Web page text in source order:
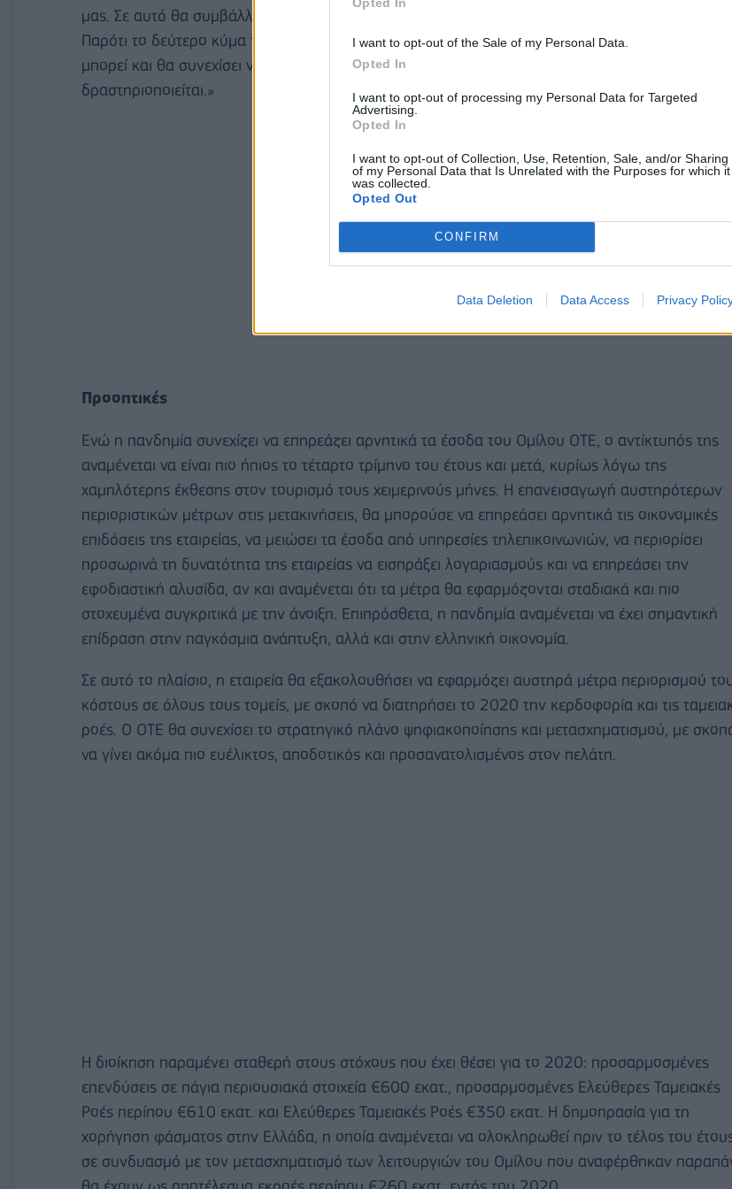
I want to opt-out of the Sale of my Personal Data.
Opted In
I want to opt-out of processing my Personal Data for Targeted
Advertising.
Opted In
I want to opt-out of Collection, Use, Retention, Sale, and/or Sharing
of my Personal Data that Is Unrelated with the Purposes for which it
was collected.
Opted Out
CONFIRM
Data Deletion Data Access Privacy
μας. Σε αυτό θα συμβάλλουν και τα προγράμματα οικειοθελούς αποχώρησης αυτού του έτους.
Παρότι το δεύτερο κύμα της πανδημίας ενδέχεται να δημιουργήσει νέες προκλήσεις, ο Όμιλος
μπορεί και θα συνεχίσει να στηρίζει τους πελάτες, την κοινωνία και τις αγορές στις οποίες
δραστηριοποιείται.»
Προοπτικές
Ενώ η πανδημία συνεχίζει να επηρεάζει αρνητικά τα έσοδα του Ομίλου ΟΤΕ, ο αντίκτυπός της
αναμένεται να είναι πιο ήπιος το τέταρτο τρίμηνο του έτους και μετά, κυρίως λόγω της
χαμηλότερης έκθεσης στον τουρισμό τους χειμερινούς μήνες. Η επανεισαγωγή αυστηρότερων
περιοριστικών μέτρων στις μετακινήσεις, θα μπορούσε να επηρεάσει αρνητικά τις οικονομικές
επιδόσεις της εταιρείας, να μειώσει τα έσοδα από υπηρεσίες τηλεπικοινωνιών, να περιορίσει
προσωρινά τη δυνατότητα της εταιρείας να εισπράξει λογαριασμούς και να επηρεάσει την
εφοδιαστική αλυσίδα, αν και αναμένεται ότι τα μέτρα θα εφαρμόζονται σταδιακά και πιο
στοχευμένα συγκριτικά με την άνοιξη. Επιπρόσθετα, η πανδημία αναμένεται να έχει σημαντική
επίδραση στην παγκόσμια ανάπτυξη, αλλά και στην ελληνική οικονομία.
Σε αυτό το πλαίσιο, η εταιρεία θα εξακολουθήσει να εφαρμόζει αυστηρά μέτρα περιορισμού
κόστους σε όλους τους τομείς, με σκοπό να διατηρήσει το 2020 την κερδοφορία και τις
ροές. Ο ΟΤΕ θα συνεχίσει το στρατηγικό πλάνο ψηφιακοποίησης και μετασχηματισμού, με
να γίνει ακόμα πιο ευέλικτος, αποδοτικός και προσανατολισμένος στον πελάτη.
Η διοίκηση παραμένει σταθερή στους στόχους που έχει θέσει για το 2020: προσαρμοσμένες
επενδύσεις σε πάγια περιουσιακά στοιχεία €600 εκατ., προσαρμοσμένες Ελεύθερες Ταμειακές
Ροές περίπου €610 εκατ. και Ελεύθερες Ταμειακές Ροές €350 εκατ. Η δημοπρασία για τη
χορήγηση φάσματος στην Ελλάδα, η οποία αναμένεται να ολοκληρωθεί πριν το τέλος του
σε συνδυασμό με τον μετασχηματισμό των λειτουργιών του Ομίλου που αναφέρθηκαν